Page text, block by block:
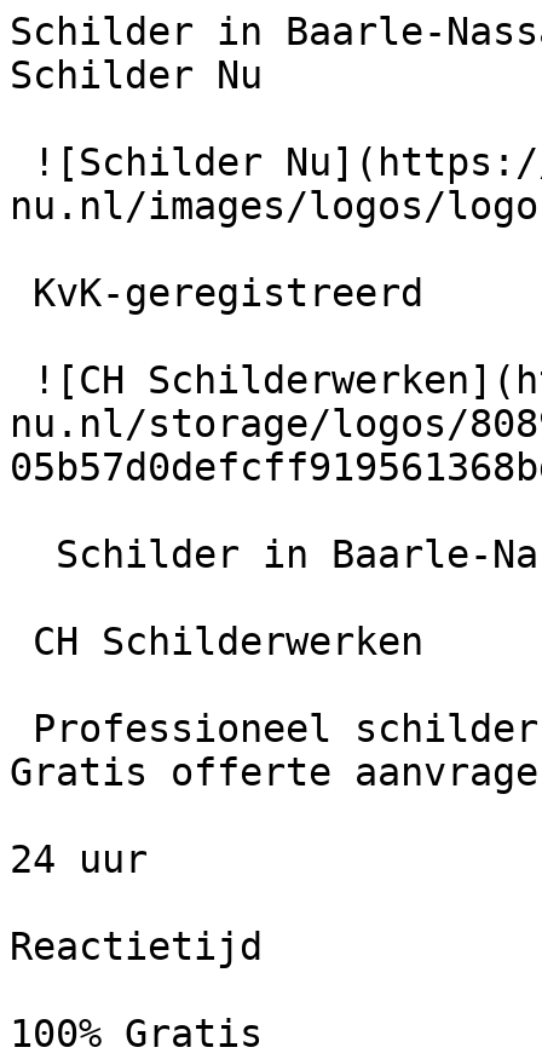
Schilder in Baarle-
Schilder Nu
nu.nl/images/logos/
nu.nl/storage/logos/
Gratis offerte
24 uur
Reactietijd
100% Gratis